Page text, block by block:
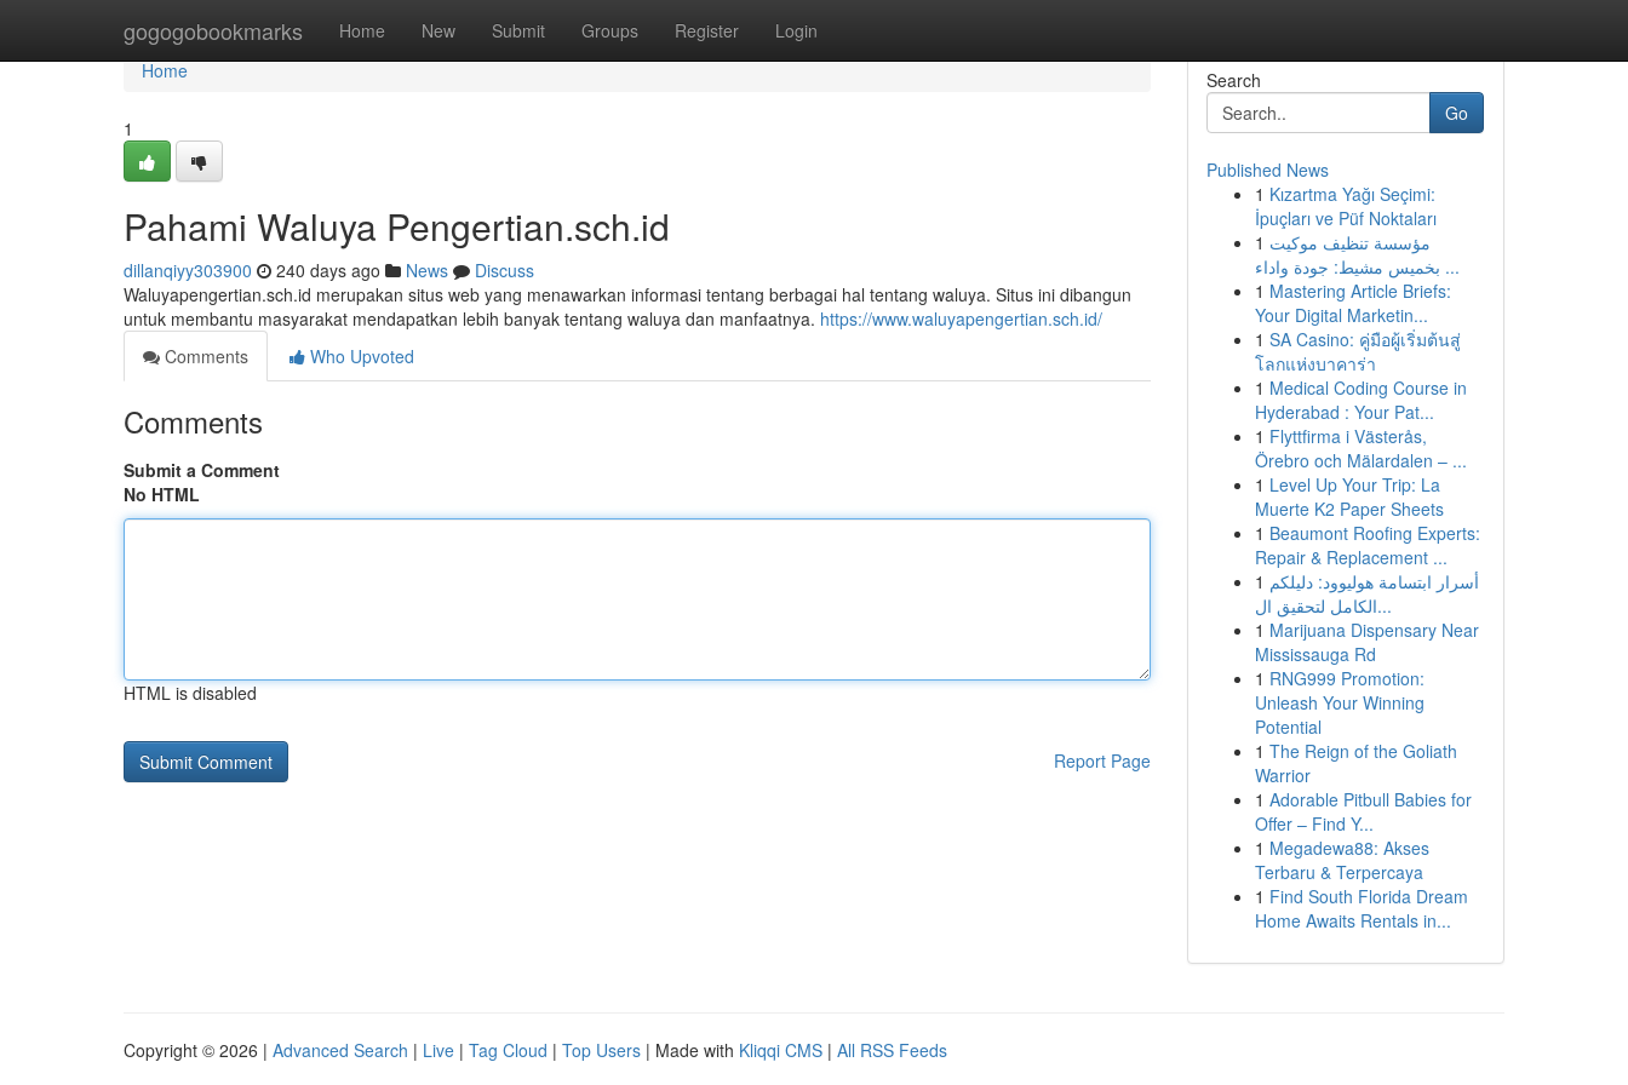
gogogobookmarks Home New Submit Groups Register Login
Home
Home
1
Pahami Waluya Pengertian.sch.id
dillanqiyy303900 240 days ago News
Discuss
Waluyapengertian.sch.id merupakan situs web yang menawarkan informasi tentang berbagai hal tentang waluya. Situs ini dibangun
untuk membantu masyarakat mendapatkan lebih banyak tentang waluya dan manfaatnya. https://www.waluyapengertian.sch.id/
Comments
Who Upvoted
Comments
Submit a Comment
No HTML
HTML is disabled
Report Page
Search
Go
Published News
1 Kızartma Yağı Seçimi:
İpuçları ve Püf Noktaları
1 مؤسسة تنظيف موكيت
بخميس مشيط: جودة واداء ...
1 Mastering Article Briefs:
Your Digital Marketin...
1 SA Casino: คู่มือผู้เริ่มต้นสู่
โลกแห่งบาคาร่า
1 Medical Coding Course in
Hyderabad : Your Pat...
1 Flyttfirma i Västerås,
Örebro och Mälardalen – ...
1 Level Up Your Trip: La
Muerte K2 Paper Sheets
1 Beaumont Roofing Experts:
Repair & Replacement ...
1 أسرار ابتسامة هوليوود: دليلكم
الكامل لتحقيق ال...
1 Marijuana Dispensary Near
Mississauga Rd
1 RNG999 Promotion:
Unleash Your Winning
Potential
1 The Reign of the Goliath
Warrior
1 Adorable Pitbull Babies for
Offer – Find Y...
1 Megadewa88: Akses
Terbaru & Terpercaya
1 Find South Florida Dream
Home Awaits Rentals in...
Copyright © 2026 | Advanced Search | Live | Tag Cloud | Top Users | Made with Kliqqi CMS | All RSS Feeds